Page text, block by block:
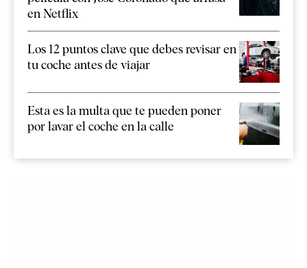
en Netflix
Los 12 puntos clave que debes revisar en
tu coche antes de viajar
Esta es la multa que te pueden poner
por lavar el coche en la calle